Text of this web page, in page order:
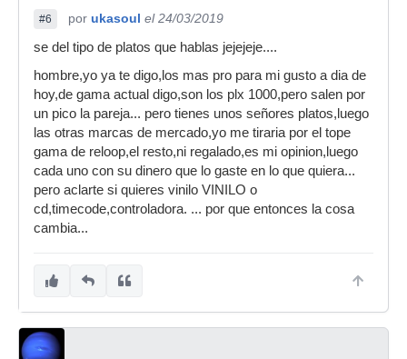
#6 por ukasoul el 24/03/2019
se del tipo de platos que hablas jejejeje....
hombre,yo ya te digo,los mas pro para mi gusto a dia de
hoy,de gama actual digo,son los plx 1000,pero salen por
un pico la pareja... pero tienes unos señores platos,luego
las otras marcas de mercado,yo me tiraria por el tope
gama de reloop,el resto,ni regalado,es mi opinion,luego
cada uno con su dinero que lo gaste en lo que quiera...
pero aclarte si quieres vinilo VINILO o
cd,timecode,controladora. ... por que entonces la cosa
cambia...